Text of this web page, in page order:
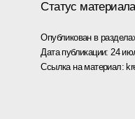
Статус материала
Опубликован в
Дата публикации: 24
Ссылка на материал: